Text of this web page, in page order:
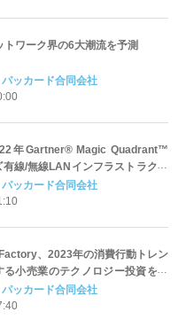
ワーク界の6大潮流を予測
ッカード合同会社
年Gartner® Magic Quadrant™
線/無線LANインフラストラクチ
続でリーダーの1社に位置付け
ッカード合同会社
、2023年の消費行動トレン
る小売業のテクノロジー投資を予
ッカード合同会社